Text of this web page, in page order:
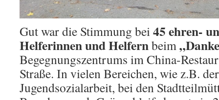
Gut war die Stimmung bei45 ehren-
Helferinnen und Helfernbeim
Begegnungszentrums im China-
Straße. In vielen Bereichen, wie z.B.
Jugendsozialarbeit, bei den